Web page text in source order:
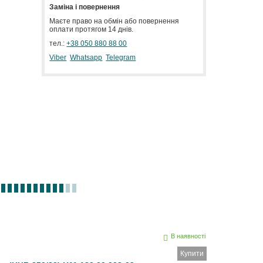
Заміна і повернення
Маєте право на обмін або повернення
оплати протягом 14 днів.
тел.:+38 050 880 88 00
Viber Whatsapp Telegram
В наявності
Купити